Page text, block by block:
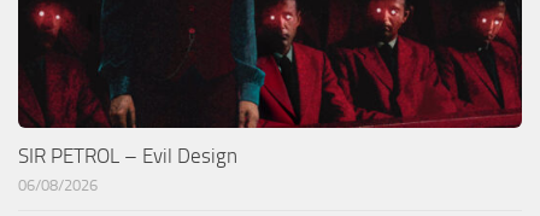
SIR PETROL – Evil Design
06/08/2026